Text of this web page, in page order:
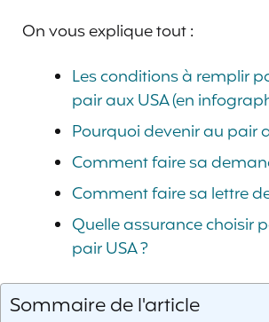
On vous explique tout :
Les conditions à remplir
pair aux USA (en
Pourquoi devenir au pair
Comment faire sa
Comment faire sa lettre
Quelle assurance choisir
pair USA ?
Sommaire de l'article